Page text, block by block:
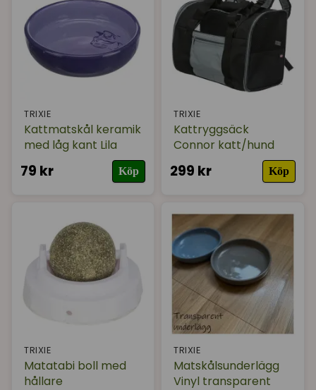
TRIXIE
Kattmatskål keramik
med låg kant Lila
79 kr Köp
TRIXIE
Kattryggsäck
Connor katt/hund
299 kr Köp
TRIXIE
Matatabi boll med
hållare
TRIXIE
Matskålsunderlägg
Vinyl transparent